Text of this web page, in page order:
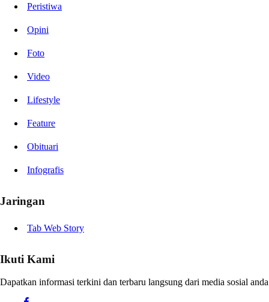
Peristiwa
Opini
Foto
Video
Lifestyle
Feature
Obituari
Infografis
Jaringan
Tab Web Story
Ikuti Kami
Dapatkan informasi terkini dan terbaru langsung dari media sosial anda